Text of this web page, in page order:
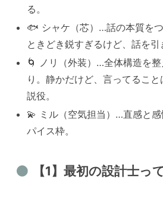
る。
🐟 シャケ（芯）…話の本質をつ
ときどき鋭すぎるけど、話を引
🌀 ノリ（外装）…全体構造を
り。静かだけど、言ってるこ
説役。
💫 ミル（空気担当）…直感と
パイス枠。
【1】最初の設計士っ